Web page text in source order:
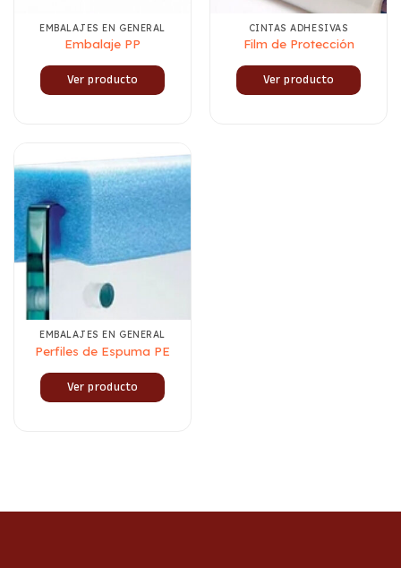
EMBALAJES EN GENERAL
Embalaje PP
Ver producto
CINTAS ADHESIVAS
Film de Protección
Ver producto
EMBALAJES EN GENERAL
Perfiles de Espuma PE
Ver producto